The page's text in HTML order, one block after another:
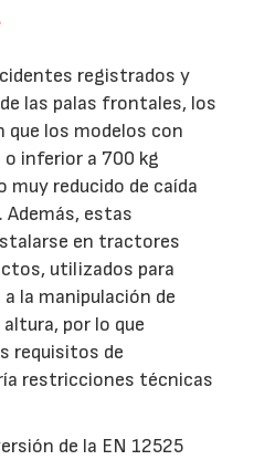
registrados y
las palas frontales, los
que los modelos con
o inferior a 700 kg
muy reducido de caída
Además, estas
en tractores
utilizados para
la manipulación de
por lo que
requisitos de
restricciones técnicas
de la EN 12525